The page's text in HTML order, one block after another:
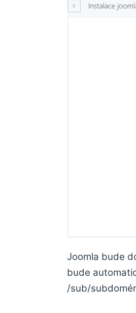
Joomla bude
bude
/sub/